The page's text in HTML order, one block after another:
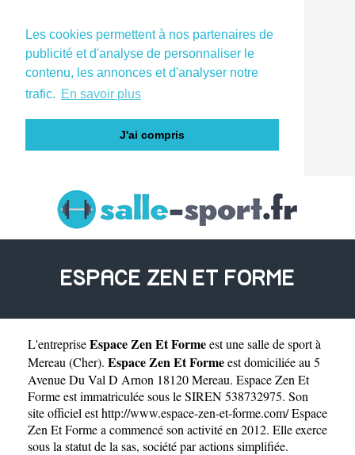
Les cookies permettent à nos partenaires de
publicité et d'analyse de personnaliser le
contenu, les annonces et d'analyser notre
trafic. En savoir plus
J'ai compris
ESPACE ZEN ET FORME
L'entrepriseEspace Zen Et Formeest unesalle de sport à
Mereau (Cher). Espace Zen Et Formeest domiciliée au 5
Avenue Du Val D Arnon 18120 Mereau. Espace Zen Et
Forme est immatriculée sous le SIREN 538732975. Son
site officiel esthttp://www.espace-zen-et-forme.com/Espace
Zen Et Forme a commencé son activité en 2012. Elle exerce
sous la statut de la sas, société par actions simplifiée.